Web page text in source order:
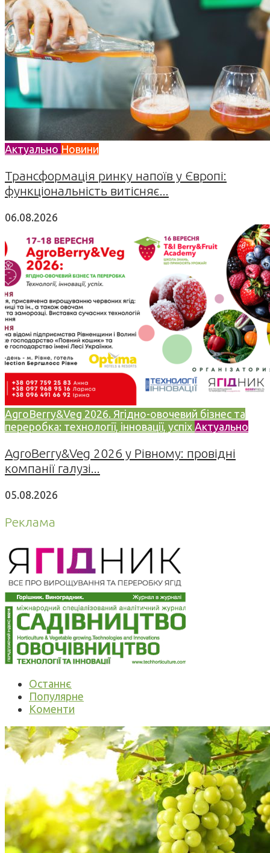
Актуально Новини
Трансформація ринку напоїв у Європі:
функціональність витісняє...
06.08.2026
AgroBerry&Veg 2026. Ягідно-овочевий бізнес та
переробка: технології, інновації, успіх Актуально
AgroBerry&Veg 2026 у Рівному: провідні
компанії галузі...
05.08.2026
Реклама
Останнє
Популярне
Коменти